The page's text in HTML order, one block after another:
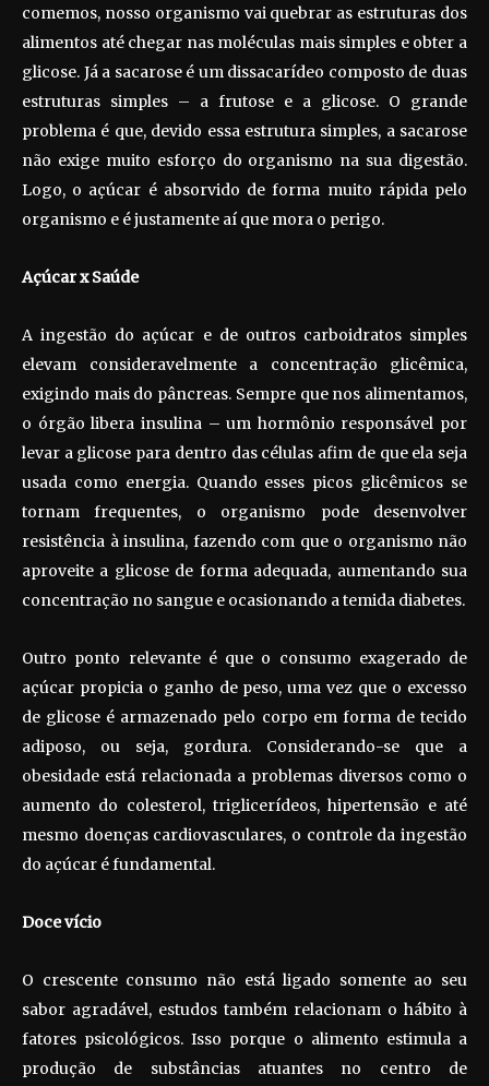
comemos, nosso organismo vai quebrar as estruturas dos
alimentos até chegar nas moléculas mais simples e obter a
glicose. Já a sacarose é um dissacarídeo composto de duas
estruturas simples – a frutose e a glicose. O grande
problema é que, devido essa estrutura simples, a sacarose
não exige muito esforço do organismo na sua digestão.
Logo, o açúcar é absorvido de forma muito rápida pelo
organismo e é justamente aí que mora o perigo.
Açúcar x Saúde
A ingestão do açúcar e de outros carboidratos simples
elevam consideravelmente a concentração glicêmica,
exigindo mais do pâncreas. Sempre que nos alimentamos,
o órgão libera insulina – um hormônio responsável por
levar a glicose para dentro das células afim de que ela seja
usada como energia. Quando esses picos glicêmicos se
tornam frequentes, o organismo pode desenvolver
resistência à insulina, fazendo com que o organismo não
aproveite a glicose de forma adequada, aumentando sua
concentração no sangue e ocasionando a temida diabetes.
Outro ponto relevante é que o consumo exagerado de
açúcar propicia o ganho de peso, uma vez que o excesso
de glicose é armazenado pelo corpo em forma de tecido
adiposo, ou seja, gordura. Considerando-se que a
obesidade está relacionada a problemas diversos como o
aumento do colesterol, triglicerídeos, hipertensão e até
mesmo doenças cardiovasculares, o controle da ingestão
do açúcar é fundamental.
Doce vício
O crescente consumo não está ligado somente ao seu
sabor agradável, estudos também relacionam o hábito à
fatores psicológicos. Isso porque o alimento estimula a
produção de substâncias atuantes no centro de